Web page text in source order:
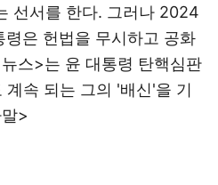
선서를 한다. 그러나 2024
령은 헌법을 무시하고 공화
스>는 윤 대통령 탄핵심판
속 되는 그의 '배신'을 기
>